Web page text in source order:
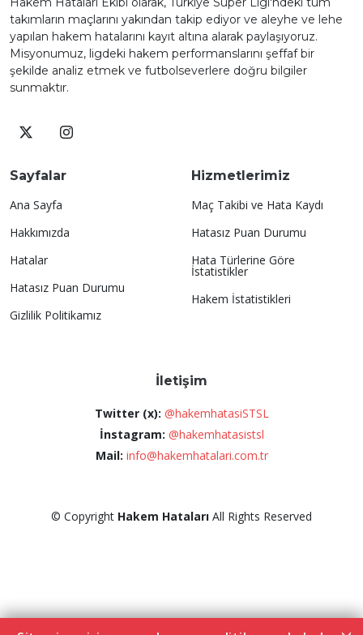
takımların maçlarını yakından takip ediyor ve aleyhe ve lehe
yapılan hakem hatalarını kayıt altına alarak paylaşıyoruz.
Misyonumuz, ligdeki hakem performanslarını şeffaf bir
şekilde analiz etmek ve futbolseverlere doğru bilgiler
sunmaktır.
Sayfalar
Ana Sayfa
Hakkımızda
Hatalar
Hatasız Puan Durumu
Gizlilik Politikamız
Hizmetlerimiz
Maç Takibi ve Hata Kaydı
Hatasız Puan Durumu
Hata Türlerine Göre
İstatistikler
Hakem İstatistikleri
İletişim
Twitter (x): @hakemhatasiSTSL
İnstagram: @hakemhatasistsl
Mail: info@hakemhatalari.com.tr
© Copyright Hakem Hataları All Rights Reserved